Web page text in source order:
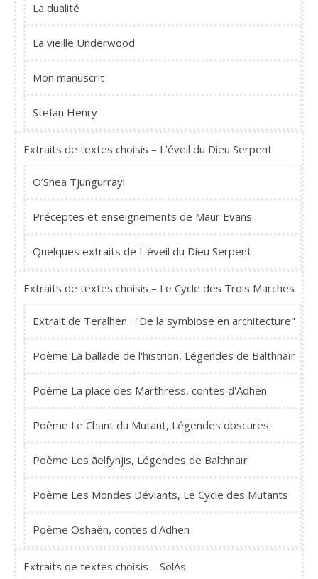
La dualité
La vieille Underwood
Mon manuscrit
Stefan Henry
Extraits de textes choisis – L'éveil du Dieu Serpent
O’Shea Tjungurrayi
Préceptes et enseignements de Maur Evans
Quelques extraits de L'éveil du Dieu Serpent
Extraits de textes choisis – Le Cycle des Trois Marches
Extrait de Teralhen : "De la symbiose en architecture"
Poème La ballade de l'histrion, Légendes de Balthnaïr
Poème La place des Marthress, contes d'Adhen
Poème Le Chant du Mutant, Légendes obscures
Poème Les ãelfynjis, Légendes de Balthnaïr
Poème Les Mondes Déviants, Le Cycle des Mutants
Poème Oshaën, contes d'Adhen
Extraits de textes choisis – SolAs